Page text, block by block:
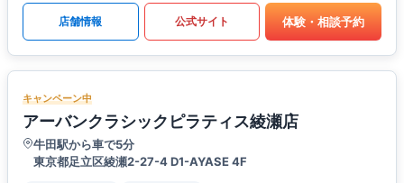
店舗情報 公式サイト 体験・相談予約
キャンペーン中
アーバンクラシックピラティス綾瀬店
牛田駅から車で5分
東京都足立区綾瀬2-27-4 D1-AYASE 4F